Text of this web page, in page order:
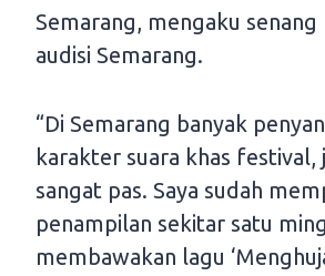
Semarang, mengaku
audisi Semarang.
“Di Semarang banyak
karakter suara khas festival,
sangat pas. Saya sudah
penampilan sekitar satu
membawakan lagu